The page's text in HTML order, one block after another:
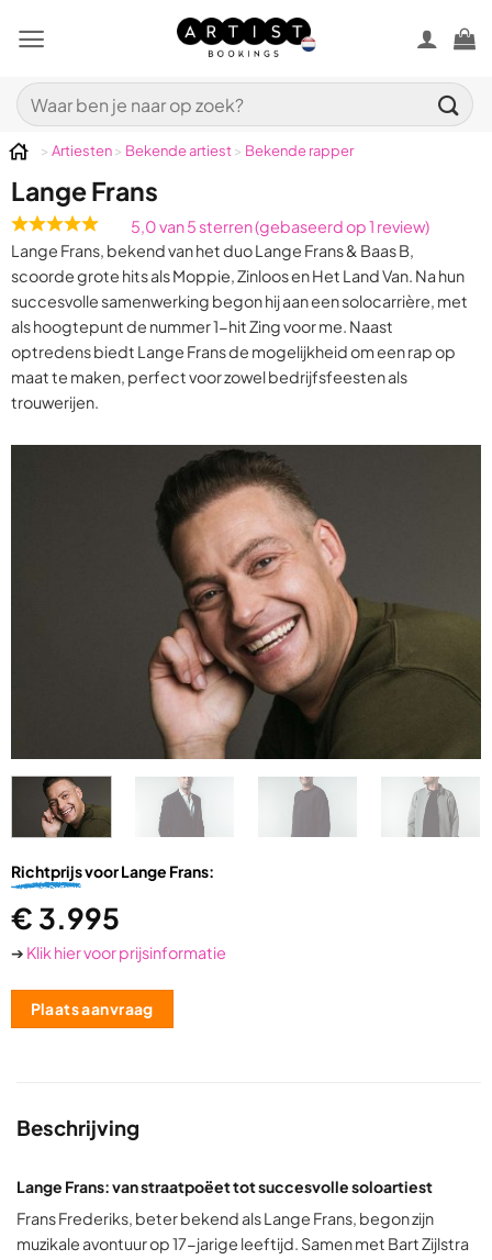
naar
Zoeken
naar:
> Artiesten> Bekende artiest> Bekende rapper
Lange Frans
Rated
5,0
out
of
5
5,0 van 5 sterren (gebaseerd op 1 review)
Lange Frans, bekend van het duo Lange Frans & Baas B,
scoorde grote hits als Moppie, Zinloos en Het Land Van. Na hun
succesvolle samenwerking begon hij aan een solocarrière, met
als hoogtepunt de nummer 1-hit Zing voor me. Naast
optredens biedt Lange Frans de mogelijkheid om een rap op
maat te maken, perfect voor zowel bedrijfsfeesten als
trouwerijen.
Richtprijsvoor Lange Frans:
€ 3.995
➔ Klik hier voor prijsinformatie
Plaats aanvraag
Beschrijving
Lange Frans: van straatpoëet tot succesvolle soloartiest
Frans Frederiks, beter bekend als Lange Frans, begon zijn
muzikale avontuur op 17-jarige leeftijd. Samen met Bart Zijlstra